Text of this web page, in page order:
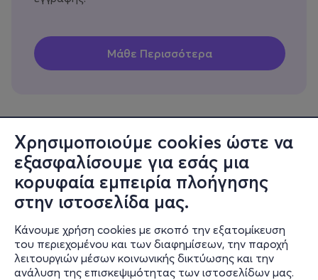
Χρησιμοποιούμε cookies ώστε να
εξασφαλίσουμε για εσάς μια
κορυφαία εμπειρία πλοήγησης
στην ιστοσελίδα μας.
Κάνουμε χρήση cookies με σκοπό την εξατομίκευση
του περιεχομένου και των διαφημίσεων, την παροχή
λειτουργιών μέσων κοινωνικής δικτύωσης και την
ανάλυση της επισκεψιμότητας των ιστοσελίδων μας.
Πληροφορίες
Υποστήριξη
Stay Connected